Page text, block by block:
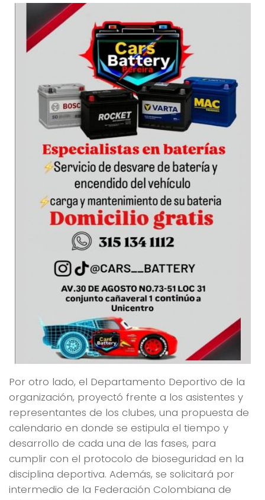
Por otro lado, el Departamento Deportivo de la
organización, proyectó frente a los asistentes y
representantes de los clubes, una propuesta de
calendario en donde se estipula el tiempo y
desarrollo de cada una de las fases, para
cumplir con el protocolo de bioseguridad en la
disciplina deportiva. Además, se solicitará por
intermedio de la Federación Colombiana de